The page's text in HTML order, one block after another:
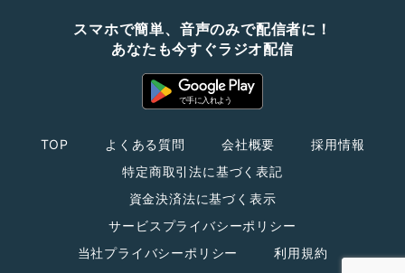
スマホで簡単、音声のみで配信者に！
あなたも今すぐラジオ配信
TOP よくある質問 会社概要
採用情報
特定商取引法に基づく表記
資金決済法に基づく表示
サービスプライバシーポリシー
当社プライバシーポリシー
利用規約